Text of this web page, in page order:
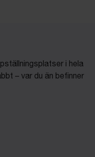
i hela
– var du än befinner